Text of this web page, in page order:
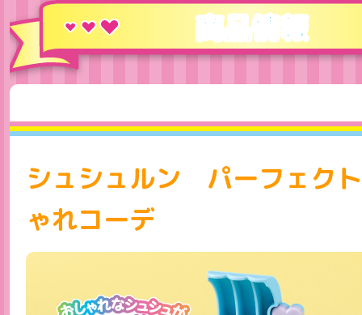
商品情報
シュシュルン パーフェク
ゃれコーデ